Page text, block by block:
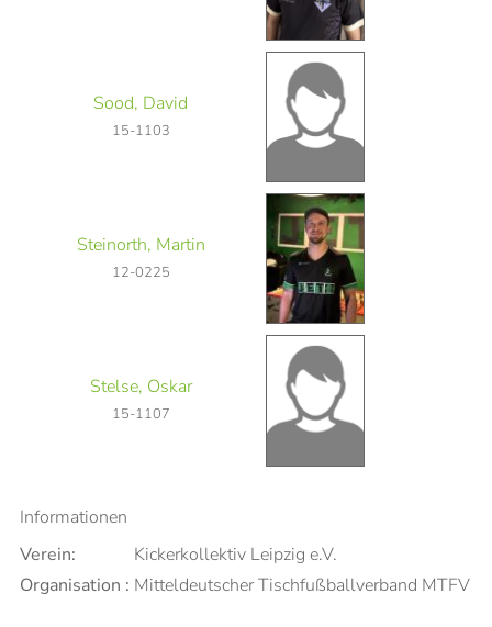
Sood, David
15-1103
Steinorth, Martin
12-0225
Stelse, Oskar
15-1107
Informationen
Verein:
Kickerkollektiv Leipzig e.V.
Organisation : Mitteldeutscher Tischfußballverband MTFV